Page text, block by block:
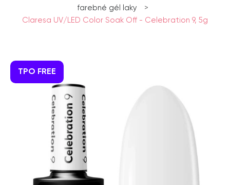
farebné gél laky
>
Claresa UV/LED Color Soak Off - Celebration 9, 5g
TPO FREE